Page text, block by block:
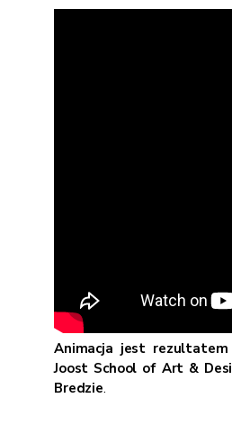
Animacja jest rezultatem
Joost School of Art &
Bredzie.